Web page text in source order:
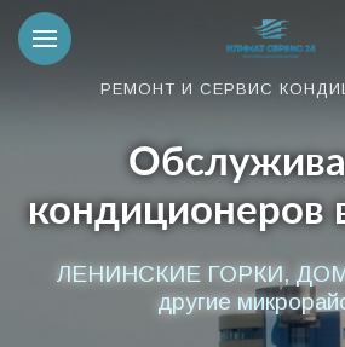
РЕМОНТ И СЕРВИС
кондиционеров
ЛЕНИНСКИЕ ГОРКИ,
другие